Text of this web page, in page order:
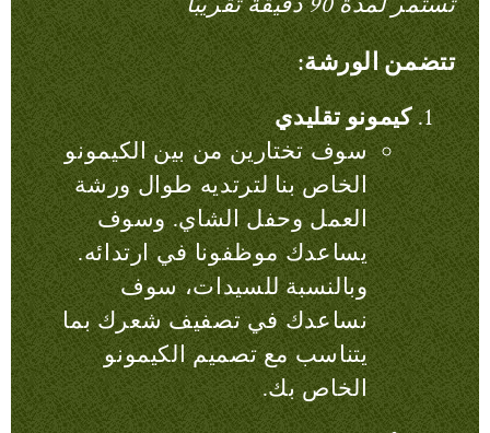
تتضمن الورشة:
كيمونو تقليدي
سوف تختارين من بين الكيمونو
الخاص بنا لترتديه طوال ورشة
العمل وحفل الشاي. وسوف
يساعدك موظفونا في ارتدائه.
وبالنسبة للسيدات، سوف
نساعدك في تصفيف شعرك بما
يتناسب مع تصميم الكيمونو
الخاص بك.